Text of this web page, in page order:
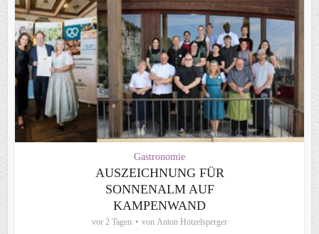
Gastronomie
AUSZEICHNUNG FÜR
SONNENALM AUF
KAMPENWAND
vor 2 Tagen von Anton Hötzelsperger